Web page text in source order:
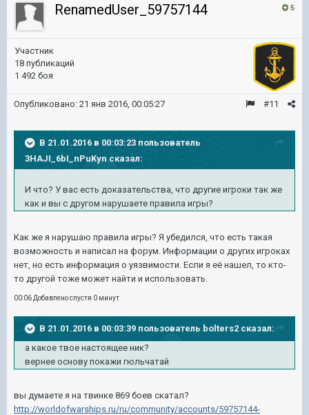
5
RenamedUser_59757144
Участник
18 публикаций
1 492 боя
#11
Опубликовано: 21 янв 2016, 00:05:27
В 21.01.2016 в 00:03:23 пользователь
3HAJI_6bI_nPuKyn сказал:
И что? У вас есть доказательства, что другие игроки так же
как и вы с другом нарушаете правила игры?
Как же я нарушаю правила игры? Я убедился, что есть такая
возможность и написал на форум. Информации о других игроках
нет, но есть информация о уязвимости. Если я её нашел, то кто-
то другой тоже может найти и использовать.
00:06 Добавлено спустя 0 минут
В 21.01.2016 в 00:03:39 пользователь bolters2 сказал:
а какое твое настоящее ник?
вернее основу покажи гюльчатай
вы думаете я на твинке 869 боев скатал?
http://worldofwarships.ru/ru/community/accounts/59757144-